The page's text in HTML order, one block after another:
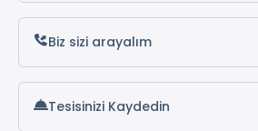
Biz sizi arayalım
Tesisinizi Kaydedin